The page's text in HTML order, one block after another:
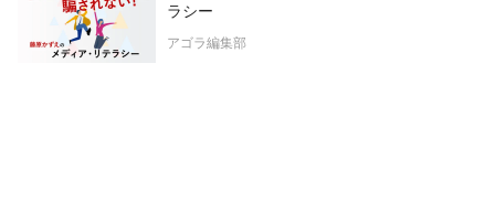
ラシー
アゴラ編集部